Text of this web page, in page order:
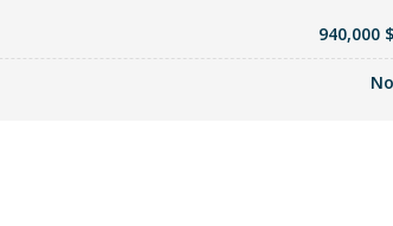
940,000 $
No